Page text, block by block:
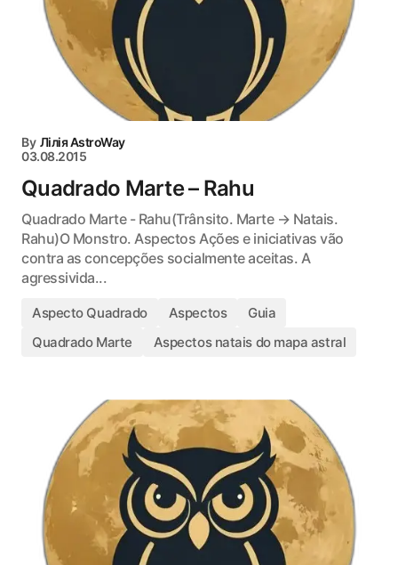
By Лілія AstroWay
03.08.2015
Quadrado Marte – Rahu
Quadrado Marte - Rahu(Trânsito. Marte → Natais.
Rahu)O Monstro. Aspectos Ações e iniciativas vão
contra as concepções socialmente aceitas. A
agressivida...
Aspecto Quadrado Aspectos
Guia
Quadrado Marte
Aspectos natais do mapa astral